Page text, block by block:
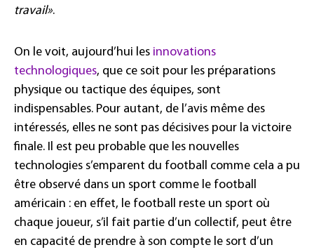
travail».
On le voit, aujourd’hui les innovations
technologiques, que ce soit pour les préparations
physique ou tactique des équipes, sont
indispensables. Pour autant, de l’avis même des
intéressés, elles ne sont pas décisives pour la victoire
finale. Il est peu probable que les nouvelles
technologies s’emparent du football comme cela a pu
être observé dans un sport comme le football
américain : en effet, le football reste un sport où
chaque joueur, s’il fait partie d’un collectif, peut être
en capacité de prendre à son compte le sort d’un